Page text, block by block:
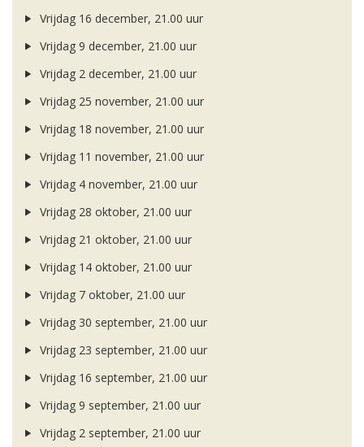
Vrijdag 16 december, 21.00 uur
Vrijdag 9 december, 21.00 uur
Vrijdag 2 december, 21.00 uur
Vrijdag 25 november, 21.00 uur
Vrijdag 18 november, 21.00 uur
Vrijdag 11 november, 21.00 uur
Vrijdag 4 november, 21.00 uur
Vrijdag 28 oktober, 21.00 uur
Vrijdag 21 oktober, 21.00 uur
Vrijdag 14 oktober, 21.00 uur
Vrijdag 7 oktober, 21.00 uur
Vrijdag 30 september, 21.00 uur
Vrijdag 23 september, 21.00 uur
Vrijdag 16 september, 21.00 uur
Vrijdag 9 september, 21.00 uur
Vrijdag 2 september, 21.00 uur